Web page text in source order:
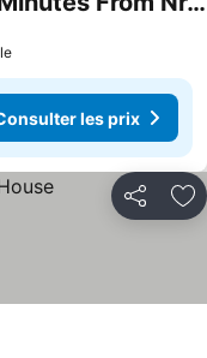
les prix
Partager